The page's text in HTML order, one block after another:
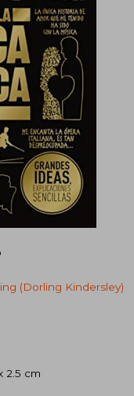
(Dorling Kindersley)
2.5 cm